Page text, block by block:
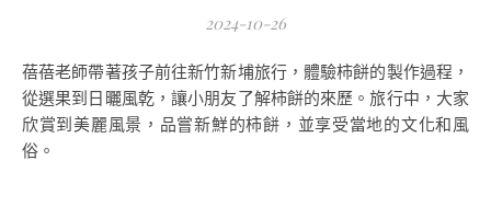
2024-10-26
蓓蓓老師帶著孩子前往新竹新埔旅行，體驗柿餅的製作過程，
從選果到日曬風乾，讓小朋友了解柿餅的來歷。旅行中，大家
欣賞到美麗風景，品嘗新鮮的柿餅，並享受當地的文化和風
俗。